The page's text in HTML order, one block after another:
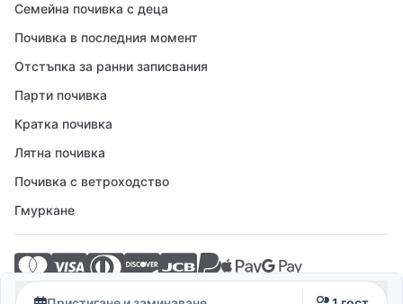
Семейна почивка с деца
Почивка в последния момент
Отстъпка за ранни записвания
Парти почивка
Кратка почивка
Лятна почивка
Почивка с ветроходство
Гмуркане
© 2026 Crovillas GmbH